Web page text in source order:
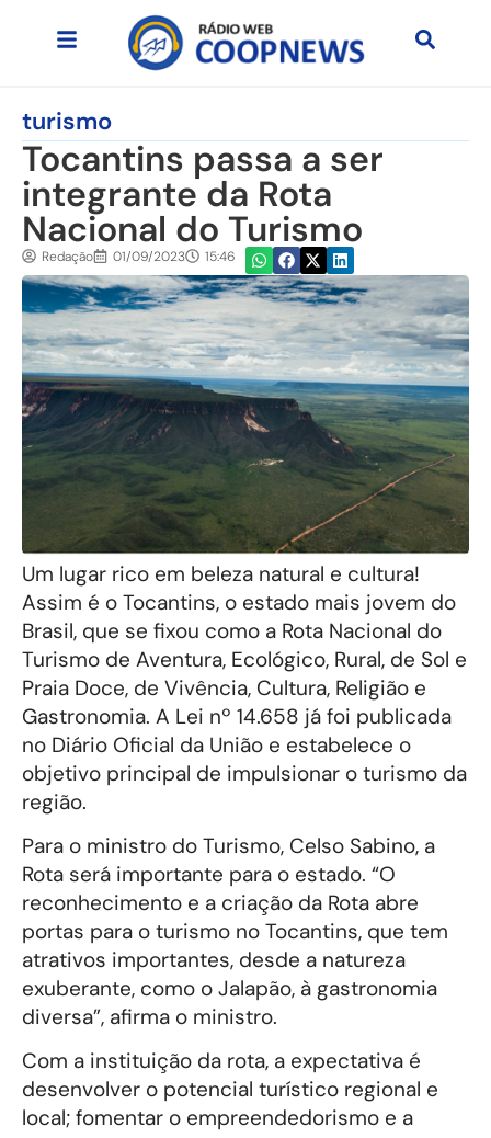
turismo
Tocantins passa a ser
integrante da Rota
Nacional do Turismo
Redação 01/09/2023 15:46
Um lugar rico em beleza natural e cultura!
Assim é o Tocantins, o estado mais jovem do
Brasil, que se fixou como a Rota Nacional do
Turismo de Aventura, Ecológico, Rural, de Sol e
Praia Doce, de Vivência, Cultura, Religião e
Gastronomia. A Lei nº 14.658 já foi publicada
no Diário Oficial da União e estabelece o
objetivo principal de impulsionar o turismo da
região.
Para o ministro do Turismo, Celso Sabino, a
Rota será importante para o estado. “O
reconhecimento e a criação da Rota abre
portas para o turismo no Tocantins, que tem
atrativos importantes, desde a natureza
exuberante, como o Jalapão, à gastronomia
diversa”, afirma o ministro.
Com a instituição da rota, a expectativa é
desenvolver o potencial turístico regional e
local; fomentar o empreendedorismo e a